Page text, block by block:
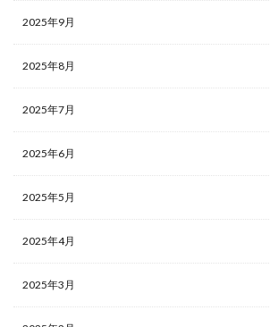
2025年9月
2025年8月
2025年7月
2025年6月
2025年5月
2025年4月
2025年3月